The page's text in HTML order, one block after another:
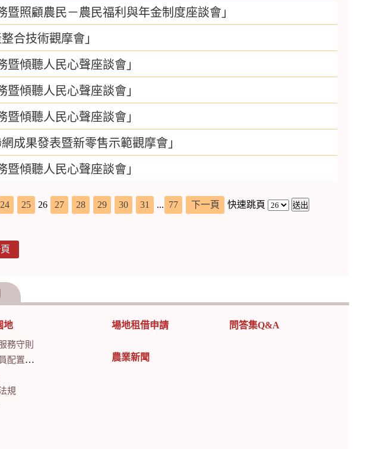
照顧農民－農民福利與年金制度座談會」
合技術觀摩會」
傾聽人民心聲座談會」
傾聽人民心聲座談會」
傾聽人民心聲座談會」
成果發表暨新零售示範觀摩會」
傾聽人民心聲座談會」
24 25 26 27 28 29 30 31 ... 77 下一頁 快速跳頁
地
務守則
業務職掌
規
場地租借申請
農業新聞
問答集Q&A